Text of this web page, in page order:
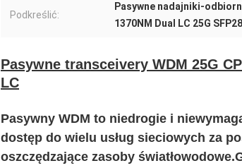
Podkreślić:
Pasywne nadajniki-
1370NM Dual LC 25G
Pasywne transceivery WDM 25G
LC
Pasywny WDM to niedrogie i
dostęp do wielu usług sieciowych za
oszczędzające zasoby